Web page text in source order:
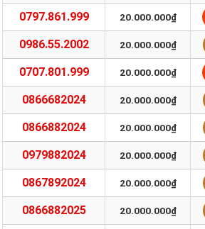
0797.861.999 20.000.000₫
0986.55.2002 20.000.000₫
0707.801.999 20.000.000₫
0866682024 20.000.000₫
0866882024 20.000.000₫
0979882024 20.000.000₫
0867892024 20.000.000₫
0866882025 20.000.000₫